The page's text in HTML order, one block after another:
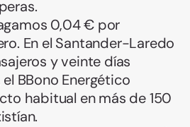
0,04 € por
En el Santander-Laredo
y veinte días
BBono Energético
habitual en más de 150